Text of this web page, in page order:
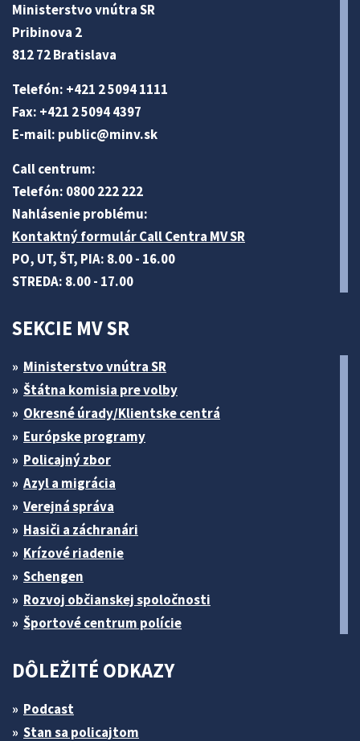
Ministerstvo vnútra SR
Pribinova 2
812 72 Bratislava
Telefón: +421 2 5094 1111
Fax: +421 2 5094 4397
E-mail: public@minv.sk
Call centrum:
Telefón: 0800 222 222
Nahlásenie problému:
Kontaktný formulár Call Centra MV SR
PO, UT, ŠT, PIA: 8.00 - 16.00
STREDA: 8.00 - 17.00
SEKCIE MV SR
Ministerstvo vnútra SR
Štátna komisia pre volby
Okresné úrady/Klientske centrá
Európske programy
Policajný zbor
Azyl a migrácia
Verejná správa
Hasiči a záchranári
Krízové riadenie
Schengen
Rozvoj občianskej spoločnosti
Športové centrum polície
DÔLEŽITÉ ODKAZY
Podcast
Stan sa policajtom